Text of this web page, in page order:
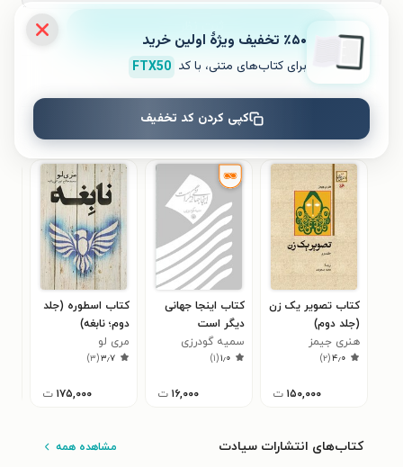
نظری برای کتاب ثبت نشده است.
کتاب تصویر یک زن
(جلد دوم)
هنری جیمز
۴٫۰(۲)
۱۵۰,۰۰۰ ت
کتاب اینجا جهانی
دیگر است
سمیه گودرزی
۱٫۰(۱)
۱۶,۰۰۰ ت
کتاب اسطوره (جلد
دوم؛ نابغه)
مری لو
۳٫۷(۳)
۱۷۵,۰۰۰ ت
کتاب‌های انتشارات سیادت مشاهده همه
٪۵۰ تخفیف ویژۀ اولین خرید
برای کتاب‌های متنی، با کد FTX50
کپی کردن کد تخفیف